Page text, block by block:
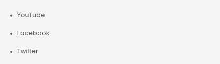
YouTube
Facebook
Twitter